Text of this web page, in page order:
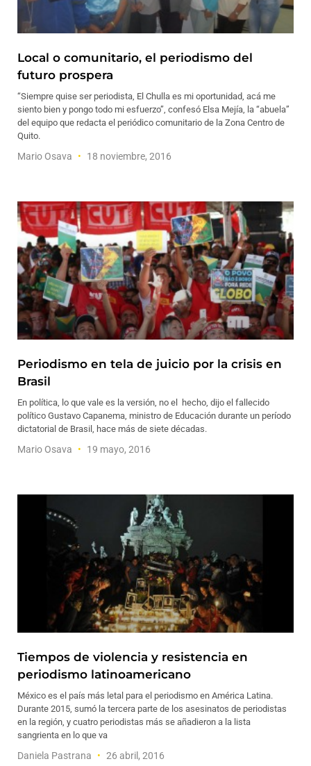
Local o comunitario, el periodismo del
futuro prospera
“Siempre quise ser periodista, El Chulla es mi oportunidad, acá me
siento bien y pongo todo mi esfuerzo”, confesó Elsa Mejía, la “abuela”
del equipo que redacta el periódico comunitario de la Zona Centro de
Quito.
Mario Osava 18 noviembre, 2016
Periodismo en tela de juicio por la crisis en
Brasil
En política, lo que vale es la versión, no el hecho, dijo el fallecido
político Gustavo Capanema, ministro de Educación durante un período
dictatorial de Brasil, hace más de siete décadas.
Mario Osava 19 mayo, 2016
Tiempos de violencia y resistencia en
periodismo latinoamericano
México es el país más letal para el periodismo en América Latina.
Durante 2015, sumó la tercera parte de los asesinatos de periodistas
en la región, y cuatro periodistas más se añadieron a la lista
sangrienta en lo que va
Daniela Pastrana 26 abril, 2016